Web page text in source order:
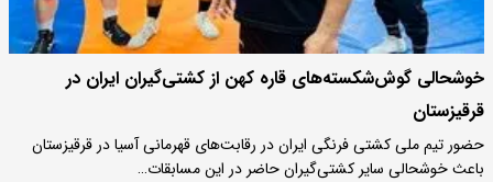
خوشحالی گوش‌شکسته‌های قاره کهن از کشتی‌گیران ایران در
قرقیزستان
حضور تیم ملی کشتی فرنگی ایران در رقابت‌های قهرمانی آسیا در قرقیزستان
باعث خوشحالی سایر کشتی‌گیران حاضر در این مسابقات…